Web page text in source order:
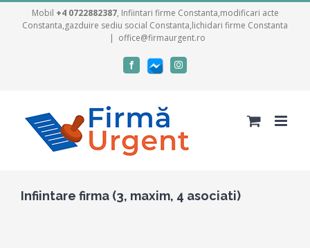
Mobil +4 0722882387, Infiintari firme Constanta,modificari acte
Constanta,gazduire sediu social Constanta,lichidari firme Constanta
| office@firmaurgent.ro
Facebook
Facebook
messenger
Instagram
Infiintare firma (3, maxim, 4 asociati)